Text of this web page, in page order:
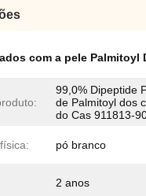
com a pele Palmitoyl
99,0% Dipeptide
de Palmitoyl dos
do Cas 911813-
pó branco
2 anos